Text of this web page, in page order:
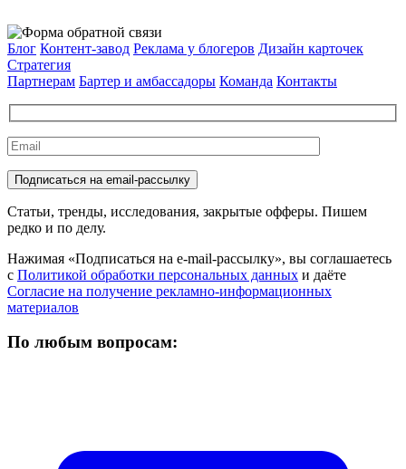
Блог Контент-завод Реклама у блогеров Дизайн карточек
Стратегия
Партнерам Бартер и амбассадоры Команда Контакты
Статьи, тренды, исследования, закрытые офферы. Пишем
редко и по делу.
Нажимая «Подписаться на e-mail-рассылку», вы соглашаетесь
с Политикой обработки персональных данных и даёте
Согласие на получение рекламно-информационных
материалов
По любым вопросам: